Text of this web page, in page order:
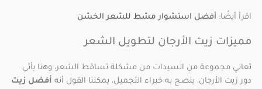
اقرأ أيضًا: أفضل استشوار مشط للشعر الخشن
مميزات زيت الأرجان لتطويل الشعر
تعاني مجموعة من السيدات من مشكلة تساقط الشعر، وهنا يأتي
دور زيت الأرجان، ينصح به خبراء التجميل، يمكننا القول أنه أفضل زيت